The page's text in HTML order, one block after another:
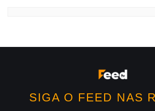
SIGA O FEED NAS